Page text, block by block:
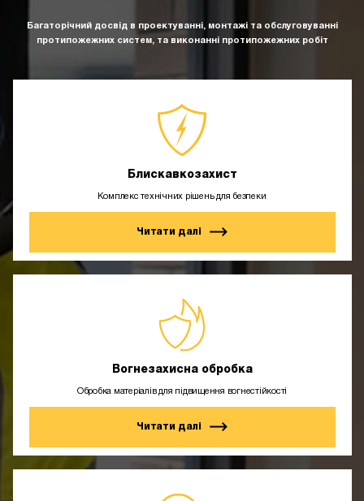
Багаторічний досвід в проектуванні, монтажі та обслуговуванні
протипожежних систем, та виконанні протипожежних робіт
Блискавкозахист
Комплекс технічних рішень для безпеки
Читати далі
Вогнезахисна обробка
Обробка матеріалів для підвищення вогнестійкості
Читати далі